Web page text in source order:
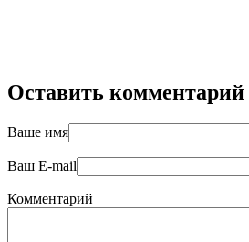
Оставить комментарий
Ваше имя
Ваш E-mail
Комментарий